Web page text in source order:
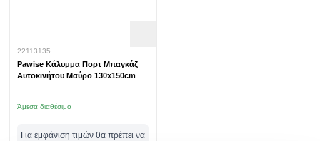
22113135
Pawise Κάλυμμα Πορτ Μπαγκάζ
Αυτοκινήτου Μαύρο 130x150cm
Άμεσα διαθέσιμο
Για εμφάνιση τιμών θα πρέπει να